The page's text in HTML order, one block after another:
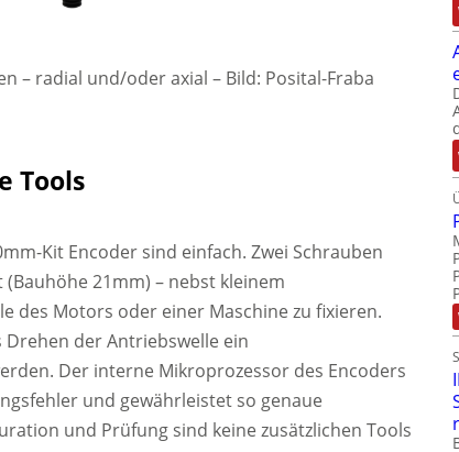
– radial und/oder axial – Bild: Posital-Fraba
Tools
Kit Encoder sind einfach. Zwei Schrauben
21mm) – nebst kleinem
des Motors oder einer Maschine zu fixieren.
der Antriebswelle ein
Der interne Mikroprozessor des Encoders
und gewährleistet so genaue
und Prüfung sind keine zusätzlichen Tools